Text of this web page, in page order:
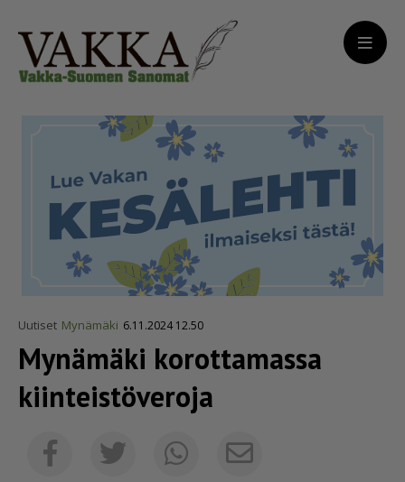
Uutiset Mynämäki 6.11.2024 12.50
Mynämäki korottamassa
kiinteis­tö­veroja
FacebookTwitterWhatsappSähköposti